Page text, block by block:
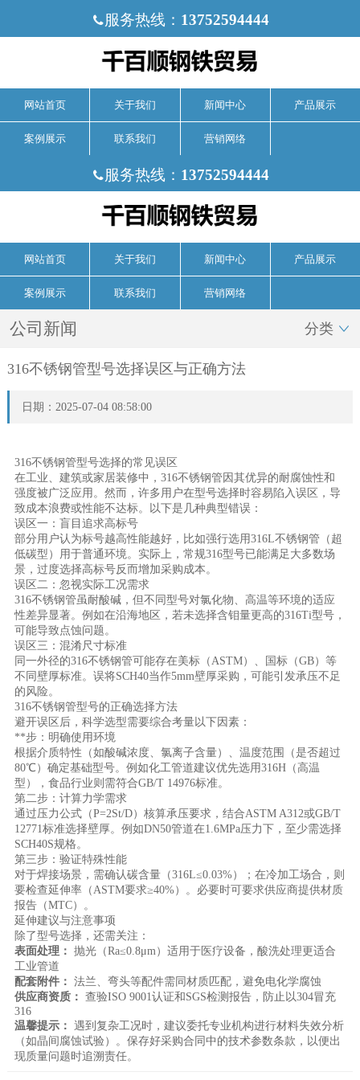
服务热线： 13752594444
网站首页 关于我们 新闻中心 产品展示
案例展示 联系我们 营销网络
服务热线： 13752594444
网站首页 关于我们 新闻中心 产品展示
案例展示 联系我们 营销网络
公司新闻 分类 
316不锈钢管型号选择误区与正确方法
日期：2025-07-04 08:58:00
316不锈钢管型号选择的常见误区
在工业、建筑或家居装修中，316不锈钢管因其优异的耐腐蚀性和
强度被广泛应用。然而，许多用户在型号选择时容易陷入误区，导
致成本浪费或性能不达标。以下是几种典型错误：
误区一：盲目追求高标号
部分用户认为标号越高性能越好，比如强行选用316L不锈钢管（超
低碳型）用于普通环境。实际上，常规316型号已能满足大多数场
景，过度选择高标号反而增加采购成本。
误区二：忽视实际工况需求
316不锈钢管虽耐酸碱，但不同型号对氯化物、高温等环境的适应
性差异显著。例如在沿海地区，若未选择含钼量更高的316Ti型号，
可能导致点蚀问题。
误区三：混淆尺寸标准
同一外径的316不锈钢管可能存在美标（ASTM）、国标（GB）等
不同壁厚标准。误将SCH40当作5mm壁厚采购，可能引发承压不足
的风险。
316不锈钢管型号的正确选择方法
避开误区后，科学选型需要综合考量以下因素：
**步：明确使用环境
根据介质特性（如酸碱浓度、氯离子含量）、温度范围（是否超过
80℃）确定基础型号。例如化工管道建议优先选用316H（高温
型），食品行业则需符合GB/T 14976标准。
第二步：计算力学需求
通过压力公式（P=2St/D）核算承压要求，结合ASTM A312或GB/T
12771标准选择壁厚。例如DN50管道在1.6MPa压力下，至少需选择
SCH40S规格。
第三步：验证特殊性能
对于焊接场景，需确认碳含量（316L≤0.03%）；在冷加工场合，则
要检查延伸率（ASTM要求≥40%）。必要时可要求供应商提供材质
报告（MTC）。
延伸建议与注意事项
除了型号选择，还需关注：
表面处理： 抛光（Ra≤0.8μm）适用于医疗设备，酸洗处理更适合
工业管道
配套附件： 法兰、弯头等配件需同材质匹配，避免电化学腐蚀
供应商资质： 查验ISO 9001认证和SGS检测报告，防止以304冒充
316
温馨提示： 遇到复杂工况时，建议委托专业机构进行材料失效分析
（如晶间腐蚀试验）。保存好采购合同中的技术参数条款，以便出
现质量问题时追溯责任。